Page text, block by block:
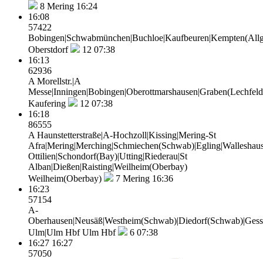
8 Mering 16:24
16:08
57422
Oberstdorf
12 07:38
16:13
62936
A Morellstr.|A
Kaufering
12 07:38
16:18
86555
A Haunstetterstraße|A-Hochzoll|Kissing|Mering-St
Ottilien|Schondorf(Bay)|Utting|Riederau|St
Alban|Dießen|Raisting|Weilheim(Oberbay)
Weilheim(Oberbay)
7 Mering 16:36
16:23
57154
A-
Ulm|Ulm HbfUlm Hbf 6 07:38
16:27 16:27
57050